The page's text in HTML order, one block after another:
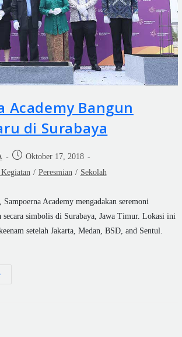
Academy Bangun
di Surabaya
Oktober 17, 2018
/ Peresmian / Sekolah
Academy mengadakan seremoni
secara simbolis di Surabaya, Jawa Timur. Lokasi ini
setelah Jakarta, Medan, BSD, and Sentul.